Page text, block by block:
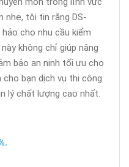
nhẹ, tôi tin rằng DS-
hảo cho nhu cầu kiểm
không chỉ giúp nâng
bảo an ninh tối ưu cho
cho bạn dịch vụ thi công
lý chất lượng cao nhất.